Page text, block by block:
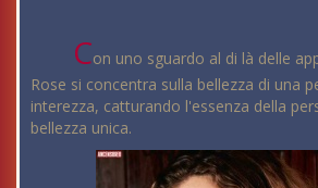
Con uno sguardo al di là delle
Rose si concentra sulla bellezza di una
interezza, catturando l'essenza della
bellezza unica.